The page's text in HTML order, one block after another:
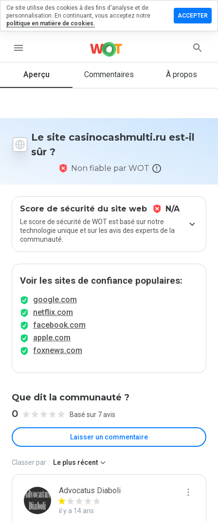
menu
Aperçu Commentaires À propos
Le site casinocashmulti.ru est-il
sûr ?
Non fiable par WOT
Score de sécurité du site web N/A
Le score de sécurité de WOT est basé sur notre
technologie unique et sur les avis des experts de la
communauté.
Voir les sites de confiance populaires:
google.com
netflix.com
facebook.com
apple.com
foxnews.com
Que dit la communauté ?
0 Basé sur 7 avis
Laisser un commentaire
un
sur
Quelle
donneriez-
Classer par : Le plus récent
Advocatus Diaboli
il y a 14 ans
Ce site utilise des cookies à des fins d'analyse et de
personnalisation. En continuant, vous acceptez notre
politique en matière de cookies.
ACCEPTER